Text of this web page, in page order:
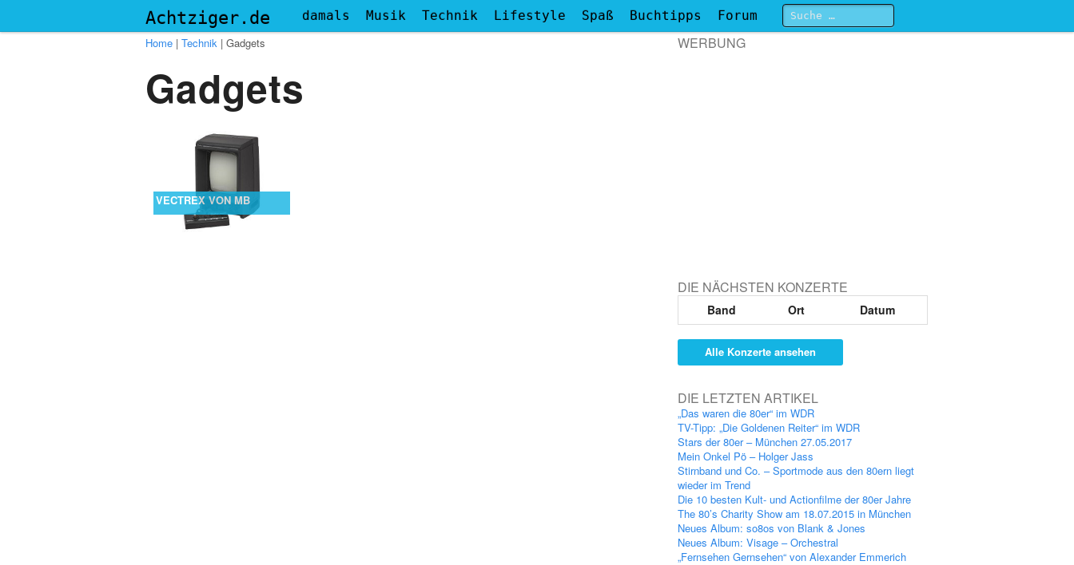
Achtziger.de
Menu
damals Musik Technik Lifestyle Spaß Buchtipps
Forum
Home | Technik | Gadgets
Gadgets
VECTREX VON MB
WERBUNG
DIE NÄCHSTEN KONZERTE
Band Ort Datum
Alle Konzerte ansehen
DIE LETZTEN ARTIKEL
„Das waren die 80er“ im WDR
TV-Tipp: „Die Goldenen Reiter“ im WDR
Stars der 80er – München 27.05.2017
Mein Onkel Pö – Holger Jass
Stirnband und Co. – Sportmode aus den 80ern liegt
wieder im Trend
Die 10 besten Kult- und Actionfilme der 80er Jahre
The 80’s Charity Show am 18.07.2015 in München
Neues Album: so8os von Blank & Jones
Neues Album: Visage – Orchestral
„Fernsehen Gernsehen“ von Alexander Emmerich